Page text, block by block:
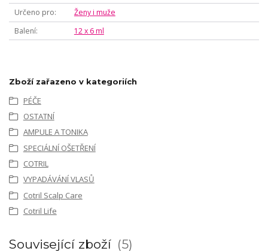
Určeno pro
Ženy i muže
Balení
12 x 6 ml
Zboží zařazeno v kategoriích
PÉČE
OSTATNÍ
AMPULE A TONIKA
SPECIÁLNÍ OŠETŘENÍ
COTRIL
VYPADÁVÁNÍ VLASŮ
Cotril Scalp Care
Cotril Life
Související zboží 5